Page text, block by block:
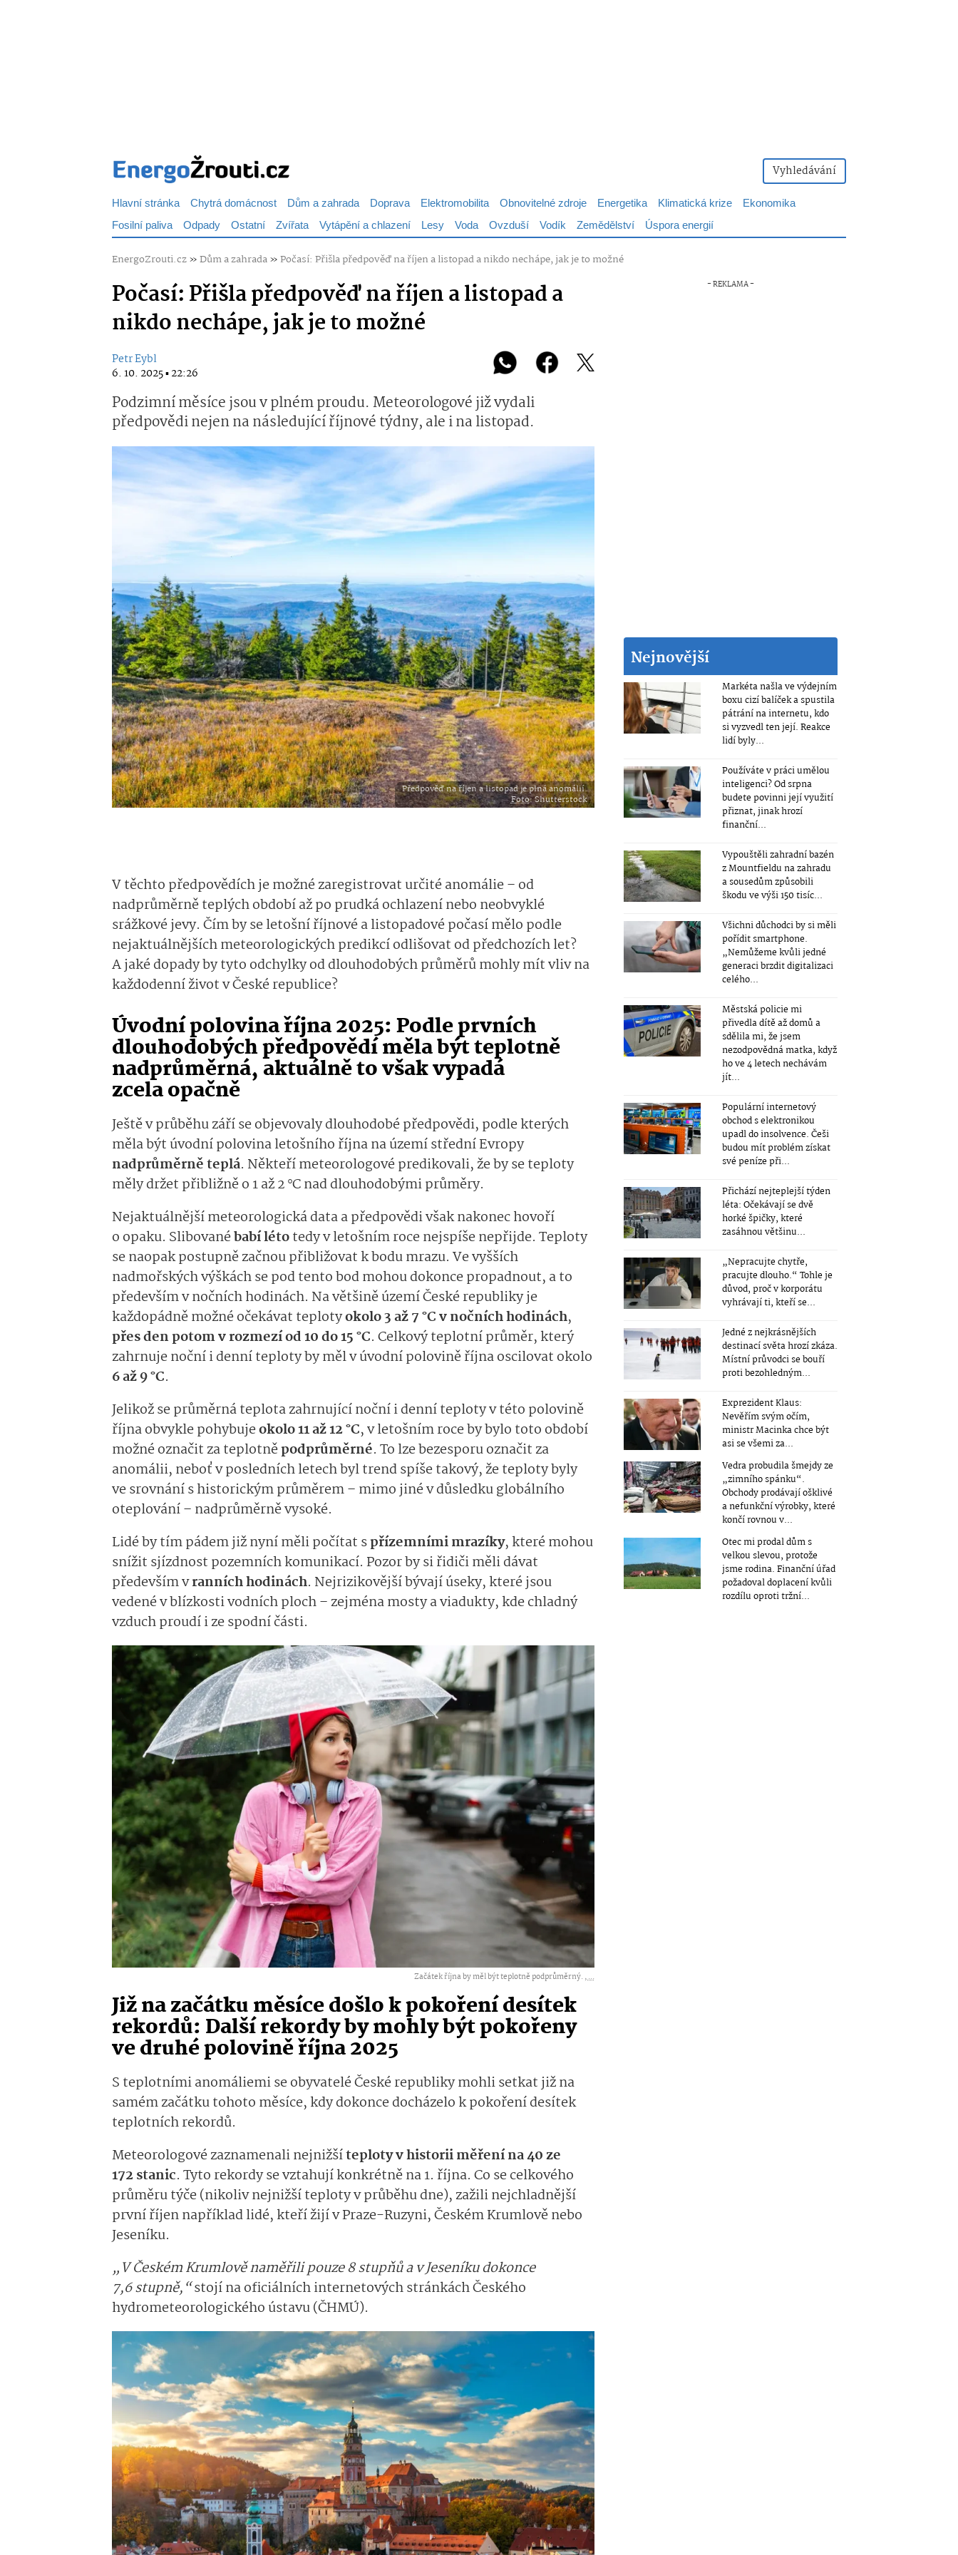
Vyhledávání
Hlavní stránka Chytrá domácnost Dům a zahrada Doprava Elektromobilita Obnovitelné zdroje Energetika Klimatická krize
Ekonomika
Fosilní paliva Odpady Ostatní Zvířata Vytápění a chlazení Lesy Voda Ovzduší Vodík Zemědělství Úspora energií
EnergoZrouti.cz»Dům a zahrada»Počasí: Přišla předpověď na říjen a listopad a nikdo nechápe, jak je to možné
Počasí: Přišla předpověď na říjen a listopad a
nikdo nechápe, jak je to možné
Petr Eybl
6. 10. 2025 ▪ 22:26
Podzimní měsíce jsou v plném proudu. Meteorologové již vydali
předpovědi nejen na následující říjnové týdny, ale i na listopad.
Předpověď na říjen a listopad je plná anomálií.
Foto: Shutterstock
V těchto předpovědích je možné zaregistrovat určité anomálie – od
nadprůměrně teplých období až po prudká ochlazení nebo neobvyklé
srážkové jevy. Čím by se letošní říjnové a listopadové počasí mělo podle
nejaktuálnějších meteorologických predikcí odlišovat od předchozích let?
A jaké dopady by tyto odchylky od dlouhodobých průměrů mohly mít vliv na
každodenní život v České republice?
Úvodní polovina října 2025: Podle prvních
dlouhodobých předpovědí měla být teplotně
nadprůměrná, aktuálně to však vypadá
zcela opačně
Ještě v průběhu září se objevovaly dlouhodobé předpovědi, podle kterých
měla být úvodní polovina letošního října na území střední Evropy
nadprůměrně teplá. Někteří meteorologové predikovali, že by se teploty
měly držet přibližně o 1 až 2 °C nad dlouhodobými průměry.
Nejaktuálnější meteorologická data a předpovědi však nakonec hovoří
o opaku. Slibovanébabí létotedy v letošním roce nejspíše nepřijde. Teploty
se naopak postupně začnou přibližovat k bodu mrazu. Ve vyšších
nadmořských výškách se pod tento bod mohou dokonce propadnout, a to
především v nočních hodinách. Na většině území České republiky je
každopádně možné očekávat teplotyokolo 3 až 7 °C v nočních hodinách,
přes den potom v rozmezí od 10 do 15 °C. Celkový teplotní průměr, který
zahrnuje noční i denní teploty by měl v úvodní polovině října oscilovat okolo
6až 9 °C.
Jelikož se průměrná teplota zahrnující noční i denní teploty v této polovině
října obvykle pohybujeokolo 11 až 12 °C, v letošním roce by bylo toto období
možné označit za teplotněpodprůměrné. To lze bezesporu označit za
anomálii, neboť v posledních letech byl trend spíše takový, že teploty byly
ve srovnání s historickým průměrem – mimo jiné v důsledku globálního
oteplování – nadprůměrně vysoké.
Lidé by tím pádem již nyní měli počítat spřízemními mrazíky, které mohou
snížit sjízdnost pozemních komunikací. Pozor by si řidiči měli dávat
především vranních hodinách. Nejrizikovější bývají úseky, které jsou
vedené v blízkosti vodních ploch – zejména mosty a viadukty, kde chladný
vzduch proudí i ze spodní části.
Začátek října by měl být teplotně podprůměrný. ,...
Již na začátku měsíce došlo k pokoření desítek
rekordů: Další rekordy by mohly být pokořeny
ve druhé polovině října 2025
S teplotními anomáliemi se obyvatelé České republiky mohli setkat již na
samém začátku tohoto měsíce, kdy dokonce docházelo k pokoření desítek
teplotních rekordů.
Meteorologové zaznamenali nejnižšíteploty v historii měření na 40 ze
172 stanic. Tyto rekordy se vztahují konkrétně na 1. října. Co se celkového
průměru týče (nikoliv nejnižší teploty v průběhu dne), zažili nejchladnější
první říjen například lidé, kteří žijí v Praze-Ruzyni, Českém Krumlově nebo
Jeseníku.
„V Českém Krumlově naměřili pouze 8 stupňů a v Jeseníku dokonce
7,6 stupně,“stojí na oficiálních internetových stránkách Českého
hydrometeorolo­gického ústavu (ČHMÚ).
Nejnovější
Markéta našla ve výdejním
boxu cizí balíček a spustila
pátrání na internetu, kdo
si vyzvedl ten její. Reakce
lidí byly...
Používáte v práci umělou
inteligenci? Od srpna
budete povinni její využití
přiznat, jinak hrozí
finanční...
Vypouštěli zahradní bazén
z Mountfieldu na zahradu
a sousedům způsobili
škodu ve výši 150 tisíc...
Všichni důchodci by si měli
pořídit smartphone.
„Nemůžeme kvůli jedné
generaci brzdit digitalizaci
celého...
Městská policie mi
přivedla dítě až domů a
sdělila mi, že jsem
nezodpovědná matka, když
ho ve 4 letech nechávám
jít...
Populární internetový
obchod s elektronikou
upadl do insolvence. Češi
budou mít problém získat
své peníze při...
Přichází nejteplejší týden
léta: Očekávají se dvě
horké špičky, které
zasáhnou většinu...
„Nepracujte chytře,
pracujte dlouho.“ Tohle je
důvod, proč v korporátu
vyhrávají ti, kteří se...
Jedné z nejkrásnějších
destinací světa hrozí zkáza.
Místní průvodci se bouří
proti bezohledným...
Exprezident Klaus:
Nevěřím svým očím,
ministr Macinka chce být
asi se všemi za...
Vedra probudila šmejdy ze
„zimního spánku“.
Obchody prodávají ošklivé
a nefunkční výrobky, které
končí rovnou v...
Otec mi prodal dům s
velkou slevou, protože
jsme rodina. Finanční úřad
požadoval doplacení kvůli
rozdílu oproti tržní...